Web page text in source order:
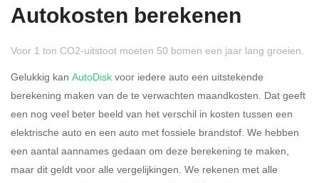
Rijdt u meer dan 500
kilometer privé?
Ja Nee
Belastingspercentage
Autokosten berekenen
Voor 1 ton CO2-uitstoot moeten 50 bomen een jaar lang groeien.
Gelukkig kan AutoDisk voor iedere auto een uitstekende
berekening maken van de te verwachten maandkosten. Dat geeft
een nog veel beter beeld van het verschil in kosten tussen een
elektrische auto en een auto met fossiele brandstof. We hebben
een aantal aannames gedaan om deze berekening te maken,
maar dit geldt voor alle vergelijkingen. We rekenen met alle